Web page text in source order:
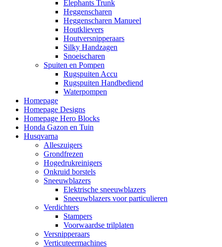
Elephants Trunk
Heggenscharen
Heggenscharen Manueel
Houtklievers
Houtversnipperaars
Silky Handzagen
Snoeischaren
Spuiten en Pompen
Rugspuiten Accu
Rugspuiten Handbediend
Waterpompen
Homepage
Homepage Designs
Homepage Hero Blocks
Honda Gazon en Tuin
Husqvarna
Alleszuigers
Grondfrezen
Hogedrukreinigers
Onkruid borstels
Sneeuwblazers
Elektrische sneeuwblazers
Sneeuwblazers voor particulieren
Verdichters
Stampers
Voorwaardse trilplaten
Versnipperaars
Verticuteermachines